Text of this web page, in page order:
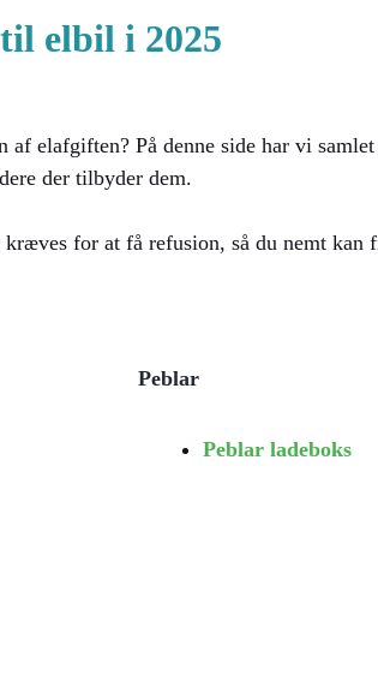
elbil i 2025
elafgiften? På denne side har vi
der tilbyder dem.
for at få refusion, så du nemt
Peblar
Peblar ladeboks